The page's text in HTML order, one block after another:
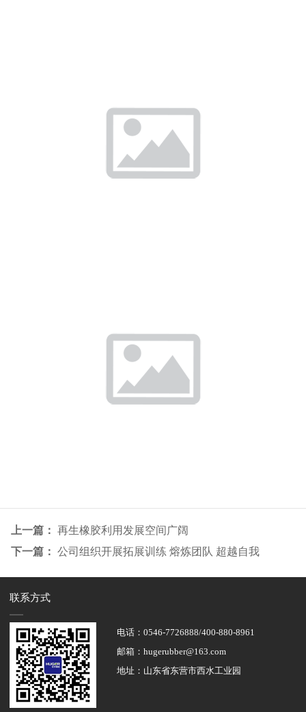
上一篇： 再生橡胶利用发展空间广阔
下一篇： 公司组织开展拓展训练 熔炼团队 超越自我
联系方式
电话：0546-7726888/400-880-8961
邮箱：hugerubber@163.com
地址：山东省东营市西水工业园